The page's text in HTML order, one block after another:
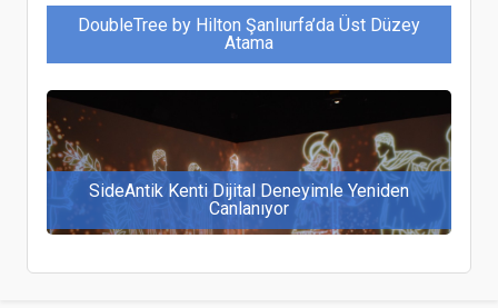
DoubleTree by Hilton Şanlıurfa’da Üst Düzey
Atama
SideAntik Kenti Dijital Deneyimle Yeniden
Canlanıyor